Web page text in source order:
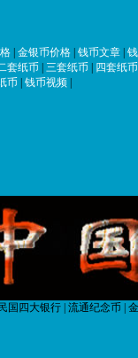
金银币价格 钱币文章
套纸币 三套纸币
四套纸币
币 钱币视频
民国四大银行 流通纪念币